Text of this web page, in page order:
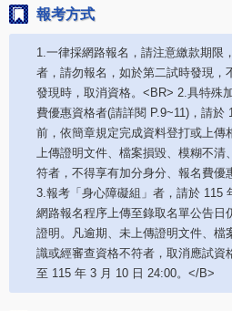
報考方式
1.一律採網路報名，請注意繳款期限
者，請勿報名，如於第二試時發現，
發現時，取消資格。<BR> 2.具特殊
費優惠資格者(請詳閱 P.9~11)，請於
前，依簡章規定完成資料登打或上傳
上傳證明文件、檔案損毀、模糊不
符者，不得享有加分身分、報名費優
3.報考「身心障礙組」者，請於 115
網路報名程序上傳至錄取名單公告日
證明。凡逾期、未上傳證明文件、檔
識或經審查資格不符者，取消應試
至 115 年 3 月 10 日 24:00。</B>